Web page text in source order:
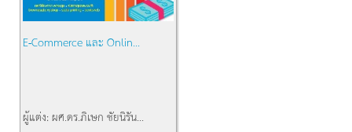
E-Commerce และ Onlin...
ผู้แต่ง:ผศ.ดร.ภิเษก ชัยนิรัน...